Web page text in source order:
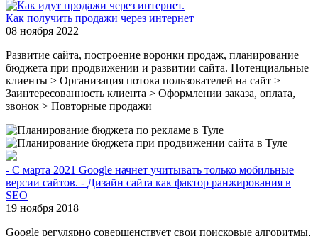
Как получить продажи через интернет
08 ноября 2022
Развитие сайта, построение воронки продаж, планирование
бюджета при продвижении и развитии сайта. Потенциальные
клиенты > Организация потока пользователей на сайт >
Заинтересованность клиента > Оформлении заказа, оплата,
звонок > Повторные продажи
- С марта 2021 Google начнет учитывать только мобильные
версии сайтов. - Дизайн сайта как фактор ранжирования в
SEO
19 ноября 2018
Google регулярно совершенствует свои поисковые алгоритмы,